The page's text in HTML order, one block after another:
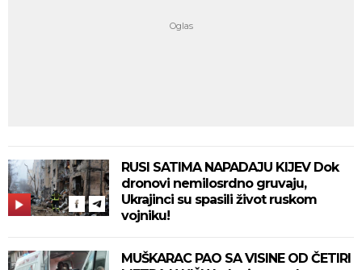
RUSI SATIMA NAPADAJU KIJEV Dok
dronovi nemilosrdno gruvaju,
Ukrajinci su spasili život ruskom
vojniku!
MUŠKARAC PAO SA VISINE OD ČETIRI